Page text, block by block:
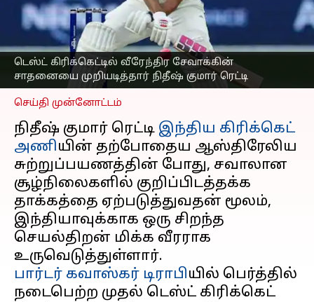
டெஸ்ட் கிரிக்கெட்டில் வீரேந்திர சேவாக்கின்
சாதனையை முறியடித்தார் நிதீஷ் குமார் ரெட்டி
முறியடித்தார் நிதீஷ்
குமார் ரெட்டி
எழுதியவர் Sekar Chinnappan Dec 09, 2024 03:30 pm
செய்தி முன்னோட்டம்
நிதீஷ் குமார் ரெட்டி இந்திய கிரிக்கெட்
அணியின் தற்போதைய ஆஸ்திரேலிய
சுற்றுப்பயணத்தின் போது, ​​சவாலான
சூழ்நிலைகளில் குறிப்பிடத்தக்க
தாக்கத்தை ஏற்படுத்துவதன் மூலம்,
இந்தியாவுக்காக ஒரு சிறந்த
செயல்திறன் மிக்க வீரராக
பார்டர் கவாஸ்கர் டிராபியில் பெர்த்தில்
நடைபெற்ற முதல் டெஸ்ட் கிரிக்கெட்